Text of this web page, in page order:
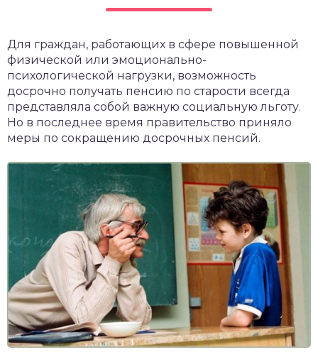
Для граждан, работающих в сфере повышенной
физической или эмоционально-
психологической нагрузки, возможность
досрочно получать пенсию по старости всегда
представляла собой важную социальную льготу.
Но в последнее время правительство приняло
меры по сокращению досрочных пенсий.
крыши и кровли
и уход